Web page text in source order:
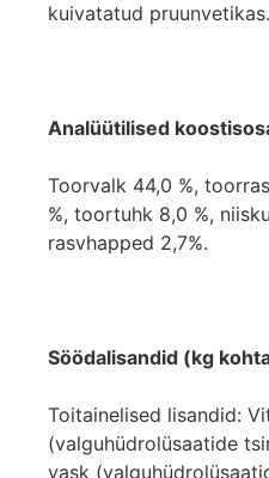
kuivatatud pruunvetikas.
Analüütilised
Toorvalk 44,0 %,
%, toortuhk 8,0 %,
rasvhapped 2,7%.
Söödalisandid (kg
Toitainelised lisandid:
(valguhüdrolüsaatide
vask